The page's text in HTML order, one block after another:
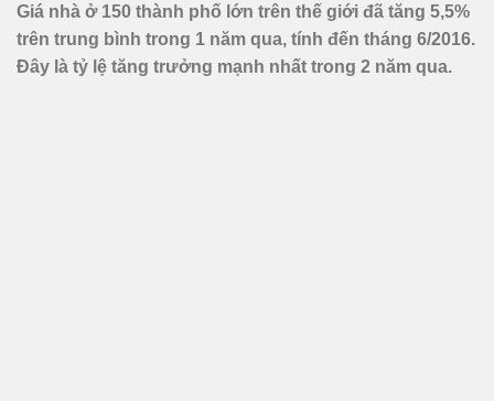
Giá nhà ở 150 thành phố lớn trên thế giới đã tăng 5,5%
trên trung bình trong 1 năm qua, tính đến tháng 6/2016.
Đây là tỷ lệ tăng trưởng mạnh nhất trong 2 năm qua.